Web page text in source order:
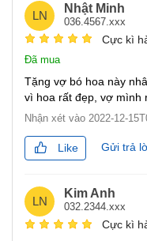
LN
Nhật Minh
036.4567.xxx
Cực kì
Đã mua
Tặng vợ bó hoa này
vì hoa rất đẹp, vợ mình
Nhận xét vào 2022-12-
Like Gửi trả
LN
Kim Anh
032.2344.xxx
Cực kì